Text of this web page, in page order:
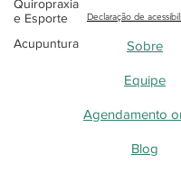
Quiropraxia
e Esporte
Acupuntura
Declaração de
Sobre
Equipe
Agendamento
Blog